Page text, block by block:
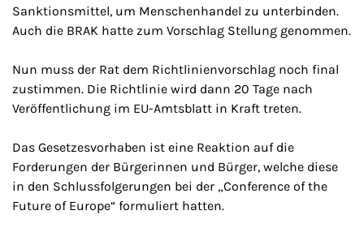
Sanktionsmittel, um Menschenhandel zu unterbinden.
Auch die BRAK hatte zum Vorschlag Stellung genommen.
Nun muss der Rat dem Richtlinienvorschlag noch final
zustimmen. Die Richtlinie wird dann 20 Tage nach
Veröffentlichung im EU-Amtsblatt in Kraft treten.
Das Gesetzesvorhaben ist eine Reaktion auf die
Forderungen der Bürgerinnen und Bürger, welche diese
in den Schlussfolgerungen bei der „Conference of the
Future of Europe“ formuliert hatten.